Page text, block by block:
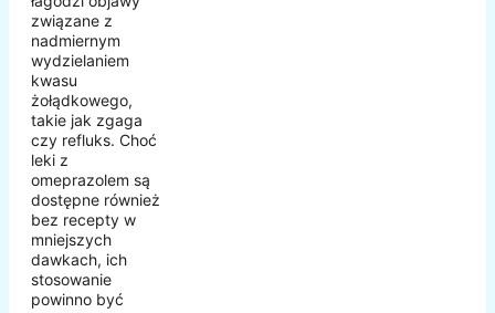
związane z
nadmiernym
wydzielaniem
kwasu
żołądkowego,
takie jak zgaga
czy refluks. Choć
leki z
omeprazolem są
dostępne również
bez recepty w
mniejszych
dawkach, ich
stosowanie
powinno być